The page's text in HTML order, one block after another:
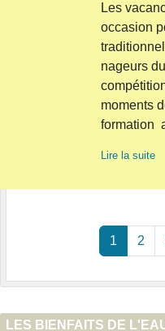
Les
occasion
nageurs
moments
formation
Lire la suite
1 2
LES BIENFAITS DE